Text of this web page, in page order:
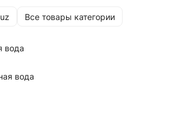
Все товары категории
вода
вода